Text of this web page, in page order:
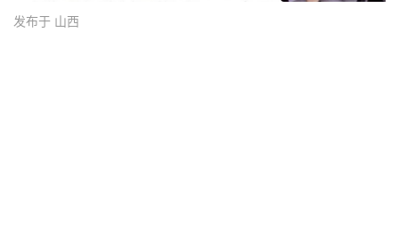
发布于 山西